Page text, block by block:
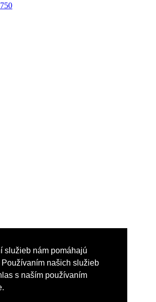
služieb nám pomáhajú
našich služieb
s naším používaním